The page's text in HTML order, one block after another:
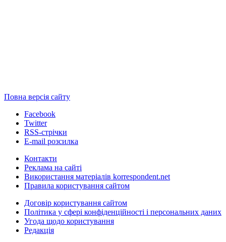
Повна версія сайту
Facebook
Twitter
RSS-стрічки
E-mail розсилка
Контакти
Реклама на сайті
Використання матеріалів korrespondent.net
Правила користування сайтом
Договір користування сайтом
Політика у сфері конфіденційності і персональних даних
Угода щодо користування
Редакція